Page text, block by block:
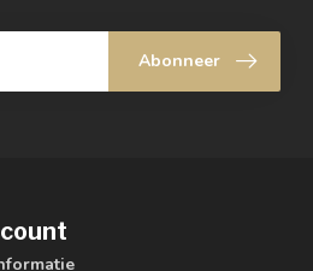
Abonneer